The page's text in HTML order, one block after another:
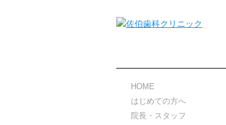
HOME
はじめての方へ
院長・スタッフ